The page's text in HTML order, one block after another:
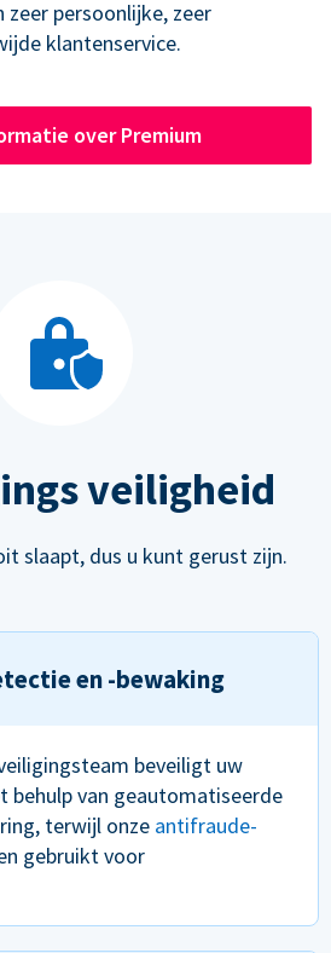
zeer persoonlijke, zeer
klantenservice.
over Premium
veiligheid
slaapt, dus u kunt gerust zijn.
en -bewaking
beveiligt uw
behulp van geautomatiseerde
terwijl onze antifraude-
gebruikt voor